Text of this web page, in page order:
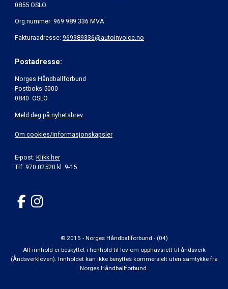
0855 OSLO
Org.nummer: 969 989 336 MVA
Fakturaadresse: 969989336@autoinvoice.no
Postadresse:
Norges Håndballforbund
Postboks 5000
0840 OSLO
Meld deg på nyhetsbrev
Om cookies/informasjonskapsler
E-post: Klikk her
Tlf: 970 02520 kl. 9-15
© 2015 - Norges Håndballforbund - (04)
Alt innhold er beskyttet i henhold til lov om opphavsrett til åndsverk
(Åndsverkloven). Innholdet kan ikke benyttes kommersielt uten samtykke fra
Norges Håndballforbund.